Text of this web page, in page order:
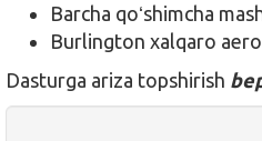
Barcha qoʻshimcha
Burlington xalqaro
Dasturga ariza topshirish